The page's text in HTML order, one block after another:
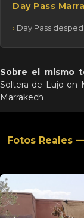
Day Pass
Day Pass
Sobre el mismo
Soltera de Lujo en
Marrakech
Fotos Reales